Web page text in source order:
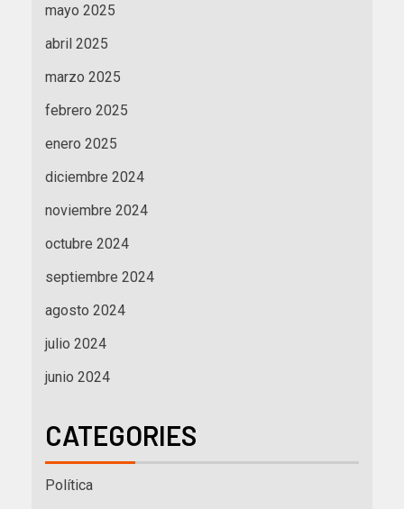
mayo 2025
abril 2025
marzo 2025
febrero 2025
enero 2025
diciembre 2024
noviembre 2024
octubre 2024
septiembre 2024
agosto 2024
julio 2024
junio 2024
CATEGORIES
Política